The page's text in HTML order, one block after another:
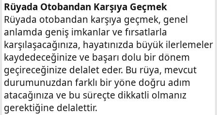
Rüyada Otobandan Karşıya Geçmek
Rüyada otobandan karşıya geçmek, genel
anlamda geniş imkanlar ve fırsatlarla
karşılaşacağınıza, hayatınızda büyük ilerlemeler
kaydedeceğinize ve başarı dolu bir dönem
geçireceğinize delalet eder. Bu rüya, mevcut
durumunuzdan farklı bir yöne doğru adım
atacağınıza ve bu süreçte dikkatli olmanız
gerektiğine delalettir.